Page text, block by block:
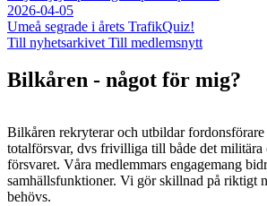
2026-04-05
Umeå segrade i årets TrafikQuiz!
Till nyhetsarkivet Till medlemsnytt
Bilkåren - något för mig?
Bilkåren rekryterar och utbildar
totalförsvar, dvs frivilliga till både det militära
försvaret. Våra medlemmars engagemang
samhällsfunktioner. Vi gör skillnad på riktigt
behövs.